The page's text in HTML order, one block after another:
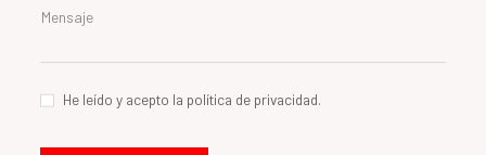
He leído y acepto la política de privacidad.